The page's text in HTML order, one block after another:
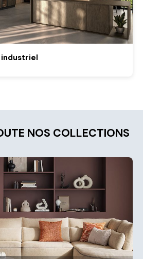
NOS COLLECTIONS